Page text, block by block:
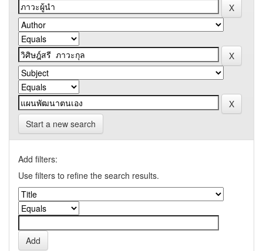
Start a new search
Add filters:
Use filters to refine the search results.